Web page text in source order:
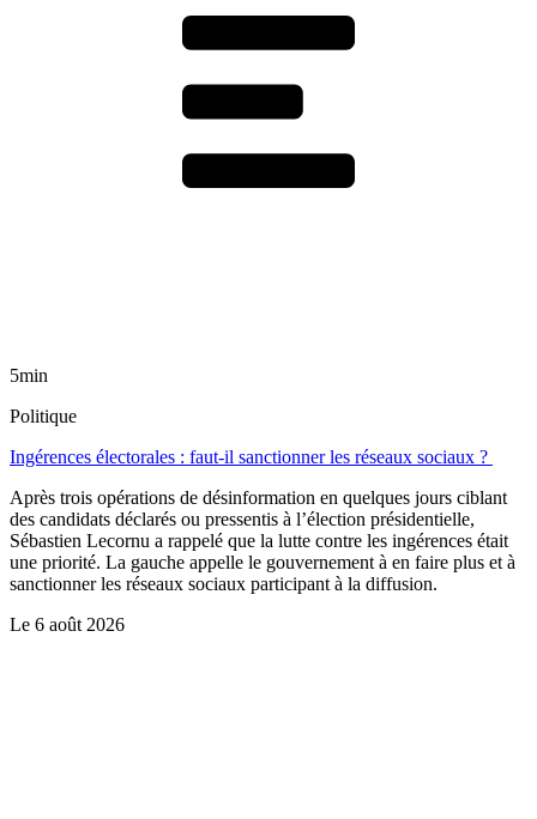
5min
Politique
Ingérences électorales : faut-il sanctionner les réseaux sociaux ?
Après trois opérations de désinformation en quelques jours ciblant
des candidats déclarés ou pressentis à l’élection présidentielle,
Sébastien Lecornu a rappelé que la lutte contre les ingérences était
une priorité. La gauche appelle le gouvernement à en faire plus et à
sanctionner les réseaux sociaux participant à la diffusion.
Le 6 août 2026